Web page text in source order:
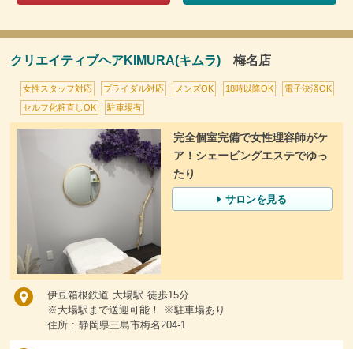
クリエイティブヘアKIMURA(キムラ) 梅名店
女性スタッフ対応 ブライダル対応 メンズOK 18時以降OK 電子決済OK
セルフ化粧直しOK 駐車場有
完全個室完備で女性理容師がケ
ア！シェービングエステでゆっ
たり
サロンを見る
伊豆箱根鉄道 大場駅 徒歩15分
※大場駅まで送迎可能！ ※駐車場あり
住所 : 静岡県三島市梅名204-1